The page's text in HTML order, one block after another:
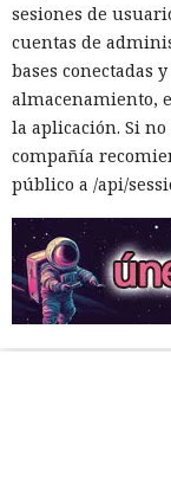
sesiones de
cuentas de
bases conectadas
almacenamiento,
la aplicación. Si
compañía
público a /api/